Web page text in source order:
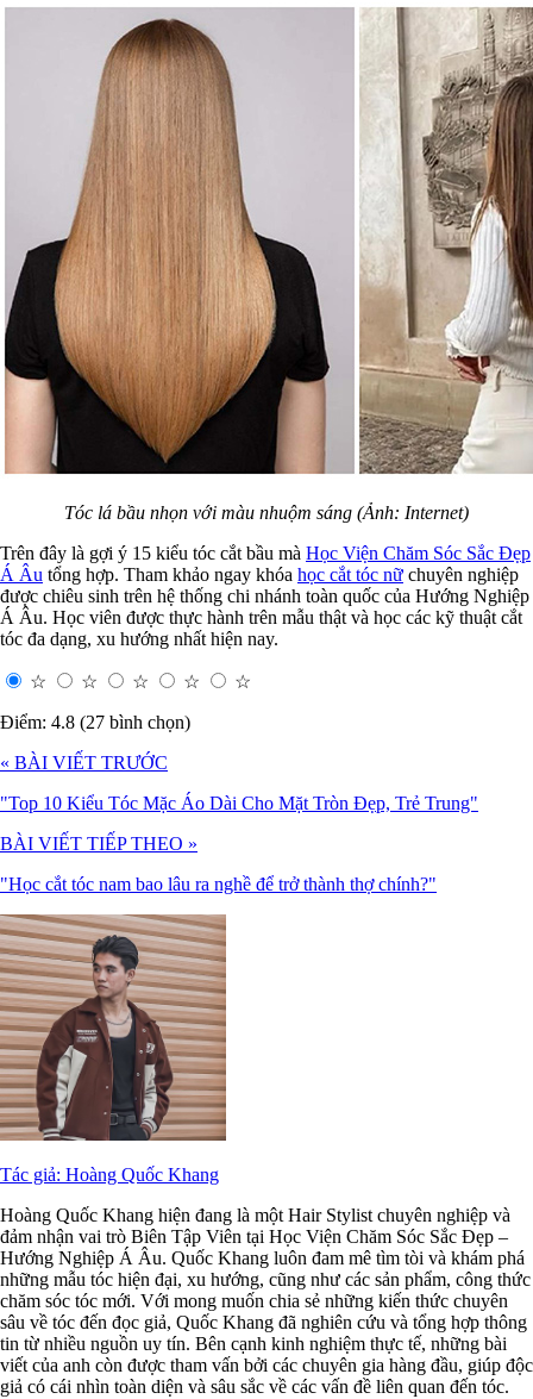
Tóc lá bầu nhọn với màu nhuộm sáng (Ảnh: Internet)
Trên đây là gợi ý 15 kiểu tóc cắt bầu mà Học Viện Chăm Sóc Sắc Đẹp
Á Âu tổng hợp. Tham khảo ngay khóa học cắt tóc nữ chuyên nghiệp
được chiêu sinh trên hệ thống chi nhánh toàn quốc của Hướng Nghiệp
Á Âu. Học viên được thực hành trên mẫu thật và học các kỹ thuật cắt
tóc đa dạng, xu hướng nhất hiện nay.
☆ ☆ ☆ ☆
☆
Điểm: 4.8 (27 bình chọn)
« BÀI VIẾT TRƯỚC
"Top 10 Kiểu Tóc Mặc Áo Dài Cho Mặt Tròn Đẹp, Trẻ Trung"
BÀI VIẾT TIẾP THEO »
"Học cắt tóc nam bao lâu ra nghề để trở thành thợ chính?"
Tác giả: Hoàng Quốc Khang
Hoàng Quốc Khang hiện đang là một Hair Stylist chuyên nghiệp và
đảm nhận vai trò Biên Tập Viên tại Học Viện Chăm Sóc Sắc Đẹp –
Hướng Nghiệp Á Âu. Quốc Khang luôn đam mê tìm tòi và khám phá
những mẫu tóc hiện đại, xu hướng, cũng như các sản phẩm, công thức
chăm sóc tóc mới. Với mong muốn chia sẻ những kiến thức chuyên
sâu về tóc đến đọc giả, Quốc Khang đã nghiên cứu và tổng hợp thông
tin từ nhiều nguồn uy tín. Bên cạnh kinh nghiệm thực tế, những bài
viết của anh còn được tham vấn bởi các chuyên gia hàng đầu, giúp độc
giả có cái nhìn toàn diện và sâu sắc về các vấn đề liên quan đến tóc.